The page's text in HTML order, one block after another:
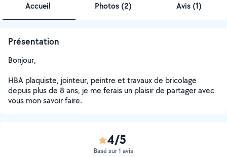
Accueil Photos (2) Avis (1)
Présentation
Bonjour,
HBA plaquiste, jointeur, peintre et travaux de bricolage
depuis plus de 8 ans, je me ferais un plaisir de partager avec
vous mon savoir faire.
4/5
Basé sur 1 avis